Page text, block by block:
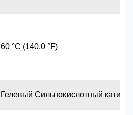
60 °C (140.0 °F)
Гелевый Сильнокислотный